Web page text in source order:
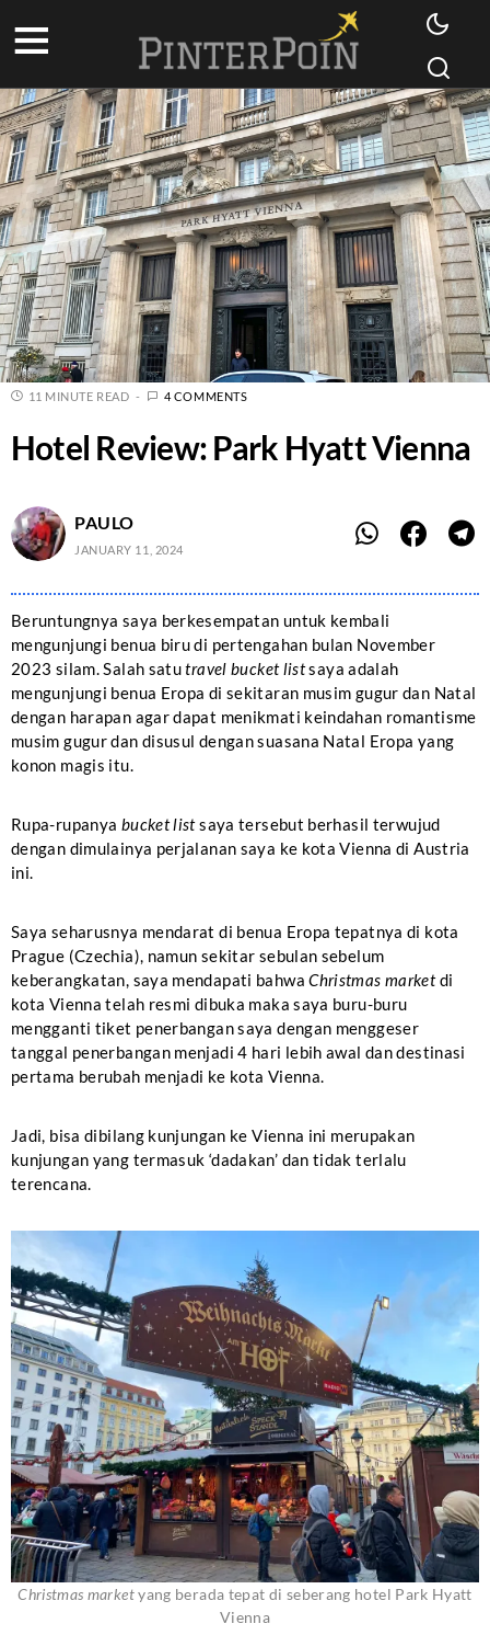
11 MINUTE READ 4 COMMENTS
Hotel Review: Park Hyatt Vienna
PAULO
JANUARY 11, 2024
Beruntungnya saya berkesempatan untuk kembali
mengunjungi benua biru di pertengahan bulan November
2023 silam. Salah satutravel bucket listsaya adalah
mengunjungi benua Eropa di sekitaran musim gugur dan Natal
dengan harapan agar dapat menikmati keindahan romantisme
musim gugur dan disusul dengan suasana Natal Eropa yang
konon magis itu.
Rupa-rupanya bucket listsaya tersebut berhasil terwujud
dengan dimulainya perjalanan saya ke kota Vienna di Austria
ini.
Saya seharusnya mendarat di benua Eropa tepatnya di kota
Prague (Czechia), namun sekitar sebulan sebelum
keberangkatan, saya mendapati bahwaChristmas marketdi
kota Vienna telah resmi dibuka maka saya buru-buru
mengganti tiket penerbangan saya dengan menggeser
tanggal penerbangan menjadi 4 hari lebih awal dan destinasi
pertama berubah menjadi ke kota Vienna.
Jadi, bisa dibilang kunjungan ke Vienna ini merupakan
kunjungan yang termasuk ‘dadakan’ dan tidak terlalu
terencana.
Christmas marketyang berada tepat di seberang hotel Park Hyatt
Vienna